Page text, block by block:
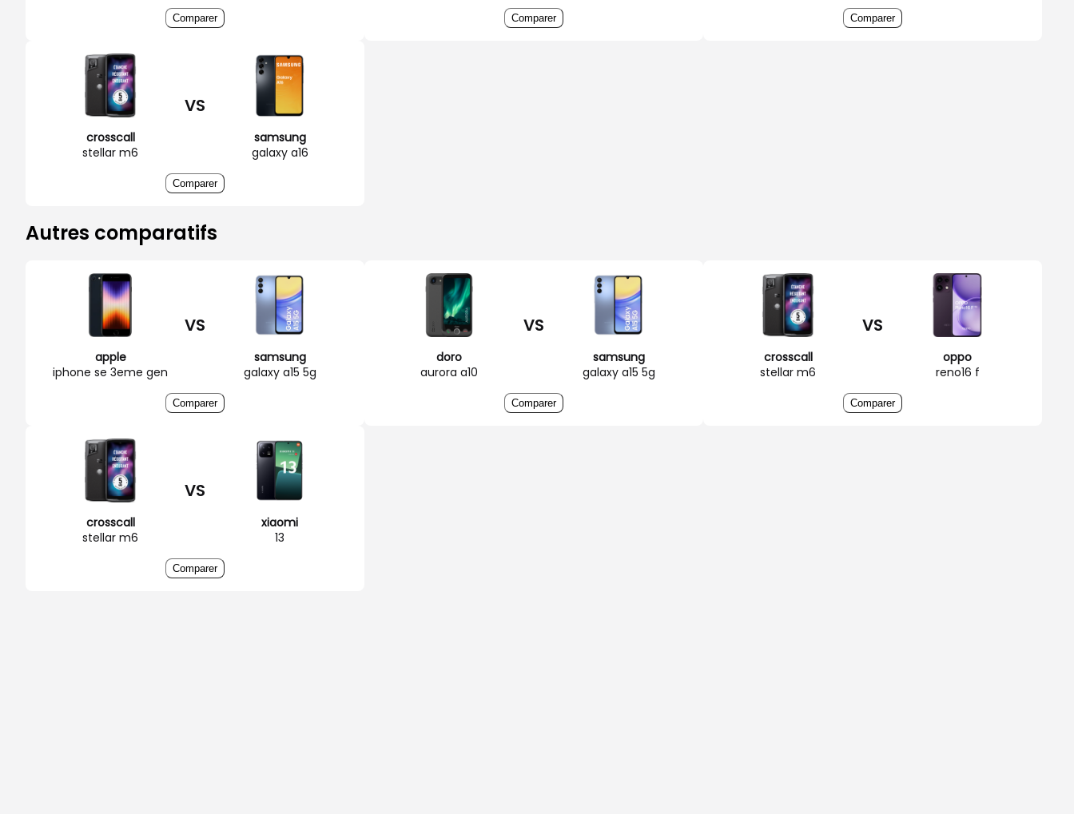
Comparer Comparer Comparer
crosscall
stellar m6
VS
samsung
galaxy a16
Comparer
Autres comparatifs
apple
iphone se 3eme gen
VS
samsung
galaxy a15 5g
Comparer
doro
aurora a10
VS
samsung
galaxy a15 5g
Comparer
crosscall
stellar m6
VS
oppo
reno16 f
Comparer
crosscall
stellar m6
VS
xiaomi
13
Comparer